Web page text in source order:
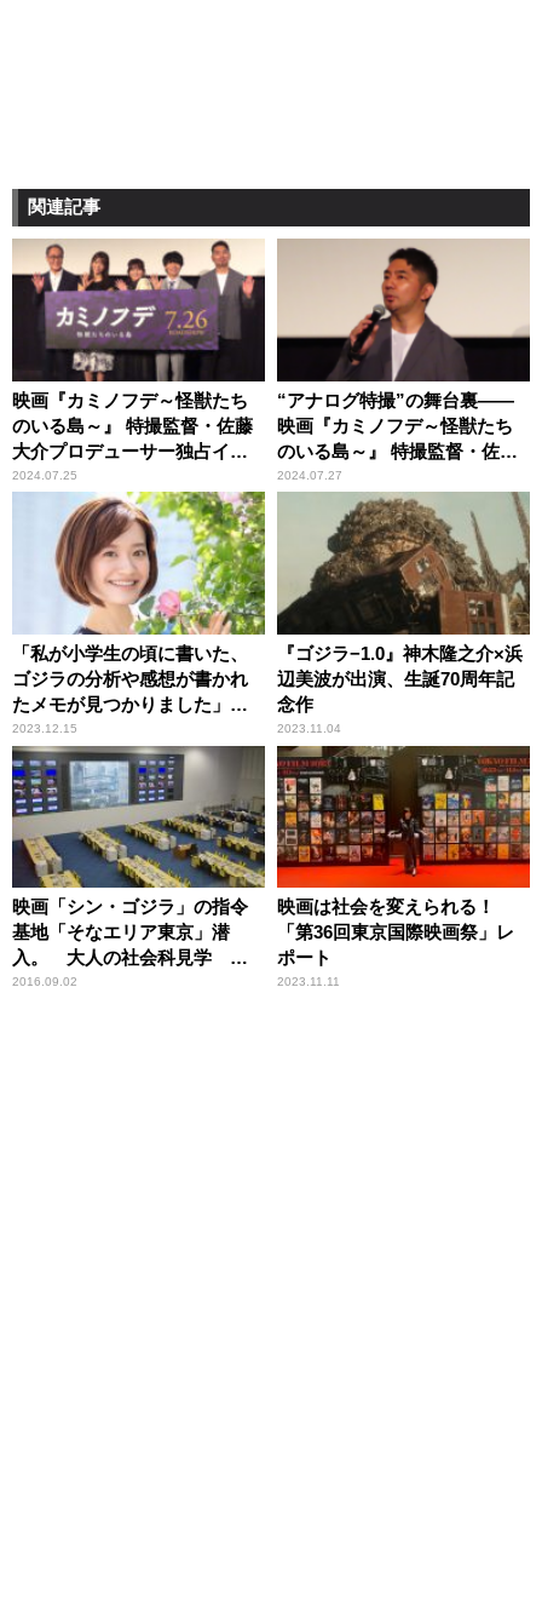
関連記事
映画『カミノフデ～怪獣たち
のいる島～』 特撮監督・佐藤
大介プロデューサー独占イン
タビュー！【前編】
2024.07.25
“アナログ特撮”の舞台裏――
映画『カミノフデ～怪獣たち
のいる島～』 特撮監督・佐藤
大介プロデューサー独占イン
タビュー！【中編】
2024.07.27
「私が小学生の頃に書いた、
ゴジラの分析や感想が書かれ
たメモが見つかりました」新
行市佳アナウンサー
2023.12.15
『ゴジラ−1.0』神木隆之介×浜
辺美波が出演、生誕70周年記
念作
2023.11.04
映画「シン・ゴジラ」の指令
基地「そなエリア東京」潜
入。 大人の社会科見学
【ひろたみゆ紀・空を仰い
2016.09.02
映画は社会を変えられる！
「第36回東京国際映画祭」レ
ポート
2023.11.11